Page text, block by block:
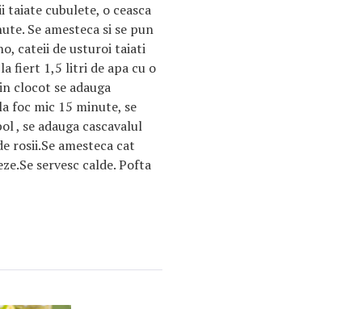
cubulete, o ceasca
Se amesteca si se pun
cateii de usturoi taiati
fiert 1,5 litri de apa cu o
clocot se adauga
foc mic 15 minute, se
, se adauga cascavalul
rosii.Se amesteca cat
servesc calde. Pofta